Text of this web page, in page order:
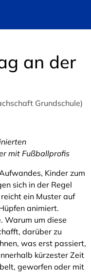
an der
Grundschule)
mit Fußballprofis
Kinder zum
sich in der Regel
ein Muster auf
animiert.
Warum um diese
darüber zu
was erst passiert,
kürzester Zeit
geworfen oder mit